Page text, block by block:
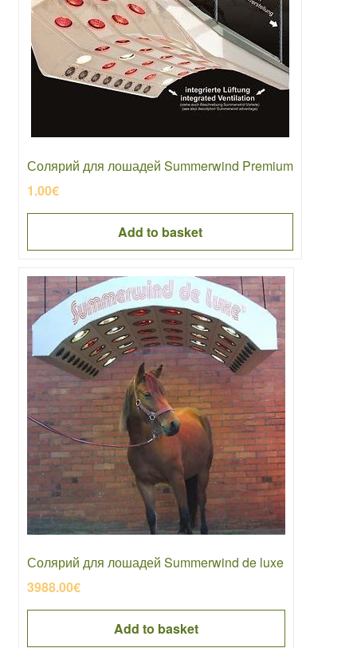
Солярий для лошадей Summerwind Premium
1.00€
Add to basket
Солярий для лошадей Summerwind de luxe
3988.00€
Add to basket